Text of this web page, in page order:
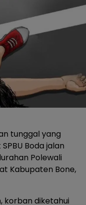
tunggal yang
Boda jalan
Polewali
Kabupaten Bone,
korban diketahui